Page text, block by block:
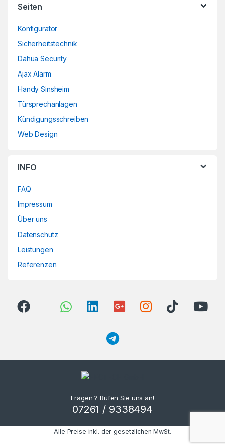
Seiten
Konfigurator
Sicherheitstechnik
Dahua Security
Ajax Alarm
Handy Sinsheim
Türsprechanlagen
Kündigungsschreiben
Web Design
INFO
FAQ
Impressum
Über uns
Datenschutz
Leistungen
Referenzen
Fragen ? Rufen Sie uns an!
07261 / 9338494
Alle Preise inkl. der gesetzlichen MwSt.